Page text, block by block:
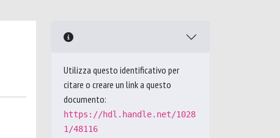
Utilizza questo identificativo per
citare o creare un link a questo
documento:
https://hdl.handle.net/1028
1/48116